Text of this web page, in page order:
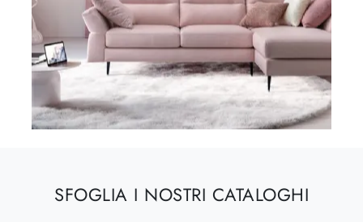
SFOGLIA I NOSTRI CATALOGHI